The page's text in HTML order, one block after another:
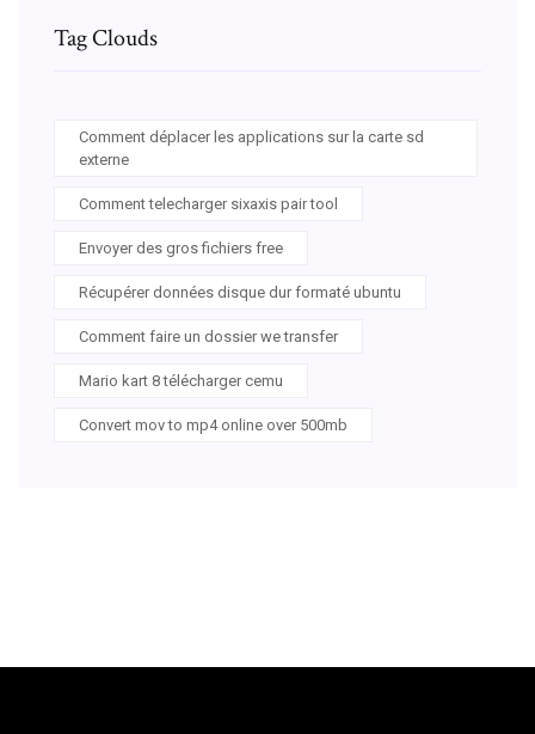
Tag Clouds
Comment déplacer les applications sur la carte sd
externe
Comment telecharger sixaxis pair tool
Envoyer des gros fichiers free
Récupérer données disque dur formaté ubuntu
Comment faire un dossier we transfer
Mario kart 8 télécharger cemu
Convert mov to mp4 online over 500mb